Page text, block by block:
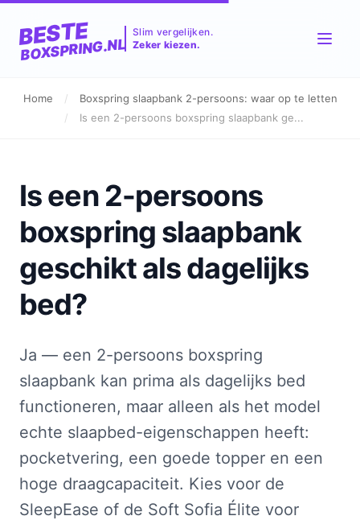
BESTE
BOXSPRING.NL
Slim vergelijken.
Zeker kiezen.
Home /
Boxspring slaapbank 2-persoons: waar op te letten
/
Is een 2-persoons boxspring slaapbank ge...
Is een 2-persoons
boxspring slaapbank
geschikt als dagelijks
bed?
Ja — een 2-persoons boxspring
slaapbank kan prima als dagelijks bed
functioneren, maar alleen als het model
echte slaapbed-eigenschappen heeft:
pocketvering, een goede topper en een
hoge draagcapaciteit. Kies voor de
SleepEase of de Soft Sofia Élite voor